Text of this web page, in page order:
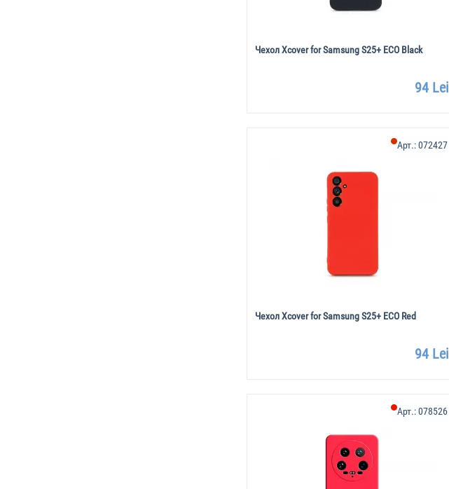
Чехол Xcover for Samsung S25+ ECO Black
94 Lei
Чехол Xcover for Samsung S25+ ECO Red
Арт.:072427
94 Lei
Арт.:078526